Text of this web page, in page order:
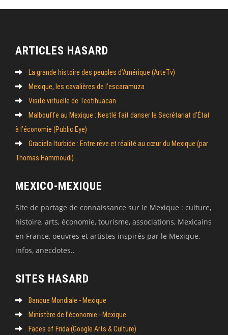
ARTICLES HASARD
La grande histoire des peuples d’Amérique (ArteTv)
Mexique, les cavalières de l’escaramuza
Visite virtuelle de Teotihuacan
Malbouffe au Mexique : Nestlé fait danser le Secrétariat d’État
à l’économie (Public Eye)
Graciela Iturbide : Entre rêve et réalité au cœur du Mexique (par
Thomas Hammoudi)
MEXICO-MEXIQUE
Site de partage de connaissance sur le Mexique : culture,
histoire, arts, économie, tourisme, associations, Mexicains
en France, oeuvres et artistes inspirés par le Mexique,
infos, anecdotes..
SITES HASARD
Banque Mondiale - Mexique
Ministère de l’économie - Mexique
Faces of Frida (Google Arts & Culture)